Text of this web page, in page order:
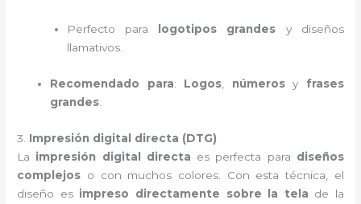
Perfecto para logotipos grandes y diseños
llamativos.
Recomendado para: Logos númerosy frases
grandes
3. Impresión digital directa (DTG)
La impresión digital directa es perfecta para diseños
complejos o con muchos colores. Con esta técnica, el
diseño es impreso directamente sobre la tela de la